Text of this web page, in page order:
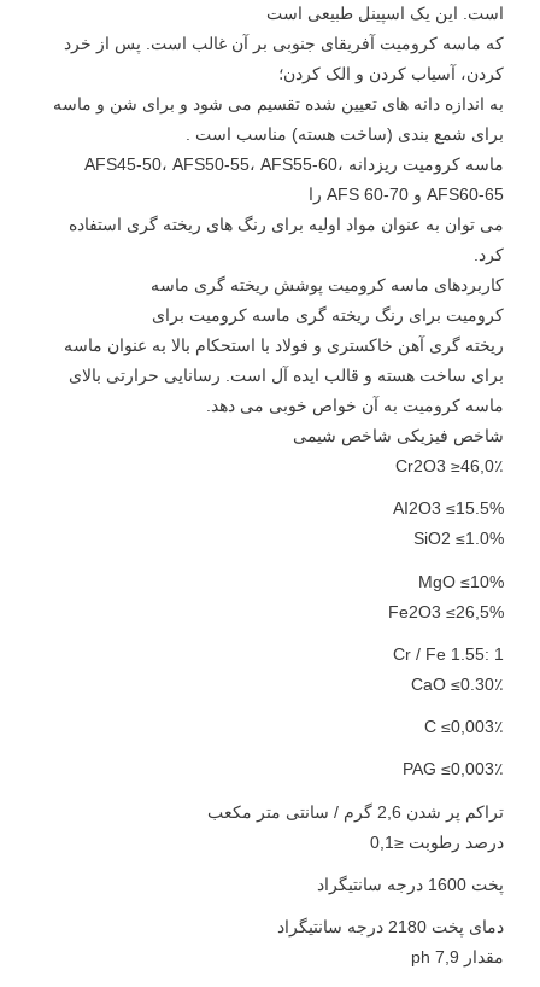
است. این یک اسپینل طبیعی است
که ماسه کرومیت آفریقای جنوبی بر آن غالب است. پس از خرد
کردن، آسیاب کردن و الک کردن؛
به اندازه دانه های تعیین شده تقسیم می شود و برای شن و ماسه
برای شمع بندی (ساخت هسته) مناسب است .
ماسه کرومیت ریزدانه AFS45-50، AFS50-55، AFS55-60،
AFS60-65 و AFS 60-70 را
می توان به عنوان مواد اولیه برای رنگ های ریخته گری استفاده
کرد.
کاربردهای ماسه کرومیت پوشش ریخته گری ماسه
کرومیت برای رنگ ریخته گری ماسه کرومیت برای
ریخته گری آهن خاکستری و فولاد با استحکام بالا به عنوان ماسه
برای ساخت هسته و قالب ایده آل است. رسانایی حرارتی بالای
ماسه کرومیت به آن خواص خوبی می دهد.
شاخص فیزیکی شاخص شیمی
Cr2O3 ≥46,0٪
AI2O3 ≤15.5%
SiO2 ≤1.0%
MgO ≤10%
Fe2O3 ≤26,5%
Cr / Fe 1.55: 1
CaO ≤0.30٪
C ≤0,003٪
PAG ≤0,003٪
تراکم پر شدن 2,6 گرم / سانتی متر مکعب
درصد رطوبت ≤0,1
پخت 1600 درجه سانتیگراد
دمای پخت 2180 درجه سانتیگراد
مقدار ph 7,9